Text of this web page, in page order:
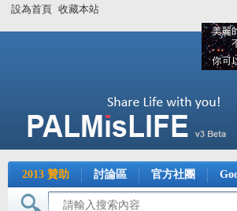
設為首頁 收藏本站
2013 贊助 討論區 官方社團